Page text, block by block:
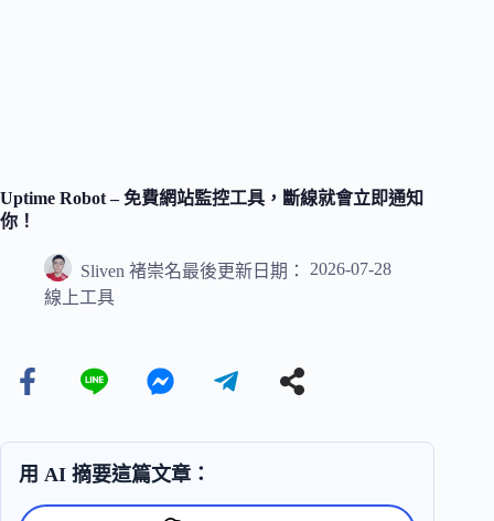
Uptime Robot – 免費網站監控工具，斷線就會立即通知
你！
Sliven 褚崇名最後更新日期：
2026-07-28
線上工具
用 AI 摘要這篇文章：